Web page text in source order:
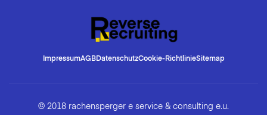
ImpressumAGBDatenschutzCookie-RichtlinieSitemap
© 2018 rachensperger e service & consulting e.u.